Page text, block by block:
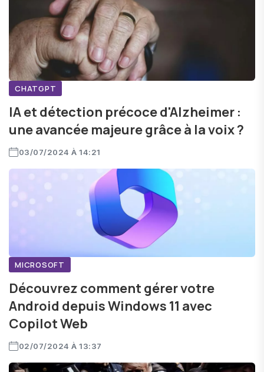
CHATGPT
IA et détection précoce d'Alzheimer :
une avancée majeure grâce à la voix ?
03/07/2024 À 14:21
MICROSOFT
Découvrez comment gérer votre
Android depuis Windows 11 avec
Copilot Web
02/07/2024 À 13:37